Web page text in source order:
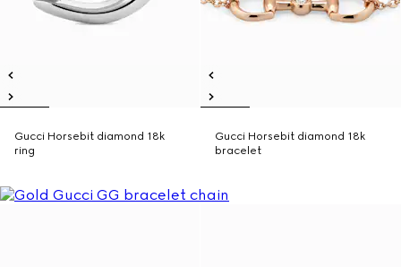
Gucci Horsebit diamond 18k
ring
Gucci Horsebit diamond 18k
bracelet